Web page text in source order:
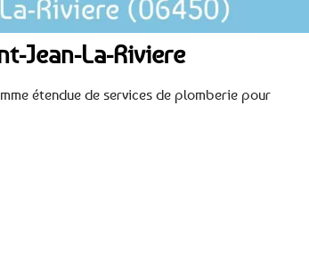
Jean-La-Riviere
étendue de services de plomberie pour